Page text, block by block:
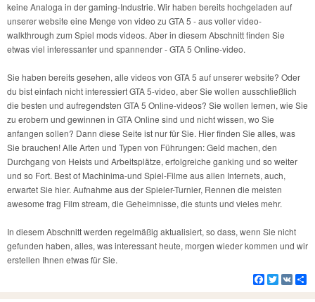
keine Analoga in der gaming-Industrie. Wir haben bereits hochgeladen auf
unserer website eine Menge von video zu GTA 5 - aus voller video-
walkthrough zum Spiel mods videos. Aber in diesem Abschnitt finden Sie
etwas viel interessanter und spannender - GTA 5 Online-video.
Sie haben bereits gesehen, alle videos von GTA 5 auf unserer website? Oder
du bist einfach nicht interessiert GTA 5-video, aber Sie wollen ausschließlich
die besten und aufregendsten GTA 5 Online-videos? Sie wollen lernen, wie Sie
zu erobern und gewinnen in GTA Online sind und nicht wissen, wo Sie
anfangen sollen? Dann diese Seite ist nur für Sie. Hier finden Sie alles, was
Sie brauchen! Alle Arten und Typen von Führungen: Geld machen, den
Durchgang von Heists und Arbeitsplätze, erfolgreiche ganking und so weiter
und so Fort. Best of Machinima-und Spiel-Filme aus allen Internets, auch,
erwartet Sie hier. Aufnahme aus der Spieler-Turnier, Rennen die meisten
awesome frag Film stream, die Geheimnisse, die stunts und vieles mehr.
In diesem Abschnitt werden regelmäßig aktualisiert, so dass, wenn Sie nicht
gefunden haben, alles, was interessant heute, morgen wieder kommen und wir
erstellen Ihnen etwas für Sie.
Facebook
Twitter
VK